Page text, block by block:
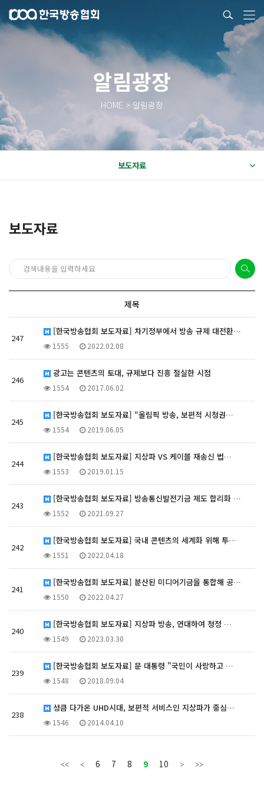
알림광장
HOME > 알림광장
보도자료
보도자료
제목
247
[한국방송협회 보도자료] 차기정부에서 방송 규제 대전환…
1555 2022.02.08
246
광고는 콘텐츠의 토대, 규제보다 진흥 절실한 시점
1554 2017.06.02
245
[한국방송협회 보도자료] “올림픽 방송, 보편적 시청권…
1554 2019.06.05
244
[한국방송협회 보도자료] 지상파 VS 케이블 재송신 법…
1553 2019.01.15
243
[한국방송협회 보도자료] 방송통신발전기금 제도 합리화 …
1552 2021.09.27
242
[한국방송협회 보도자료] 국내 콘텐츠의 세계화 위해 투…
1551 2022.04.18
241
[한국방송협회 보도자료] 분산된 미디어기금을 통합해 공…
1550 2022.04.27
240
[한국방송협회 보도자료] 지상파 방송, 연대하여 청정 …
1549 2023.03.30
239
[한국방송협회 보도자료] 문 대통령 "국민이 사랑하고 …
1548 2018.09.04
238
성큼 다가온 UHD시대, 보편적 서비스인 지상파가 중심…
1546 2014.04.10
6 7 8 9 10